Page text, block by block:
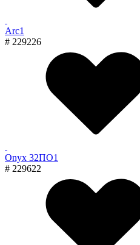
Arc1
# 229226
Onyx 32ПО1
# 229622